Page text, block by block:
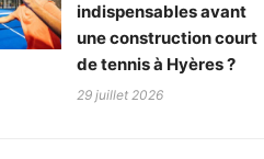
indispensables avant
une construction court
de tennis à Hyères ?
29 juillet 2026